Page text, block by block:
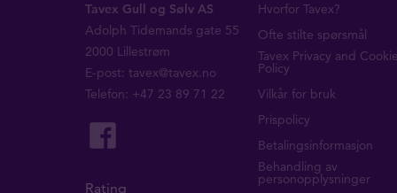
Tavex Gull og Sølv AS
Adolph Tidemands gate 55
2000 Lillestrøm
E-post:tavex@tavex.no
Telefon: +47 23 89 71 22
Rating
Hvorfor Tavex?
Ofte stilte spørsmål
Tavex Privacy and
Policy
Vilkår for bruk
Prispolicy
Betalingsinformasjon
Behandling av
personopplysninger